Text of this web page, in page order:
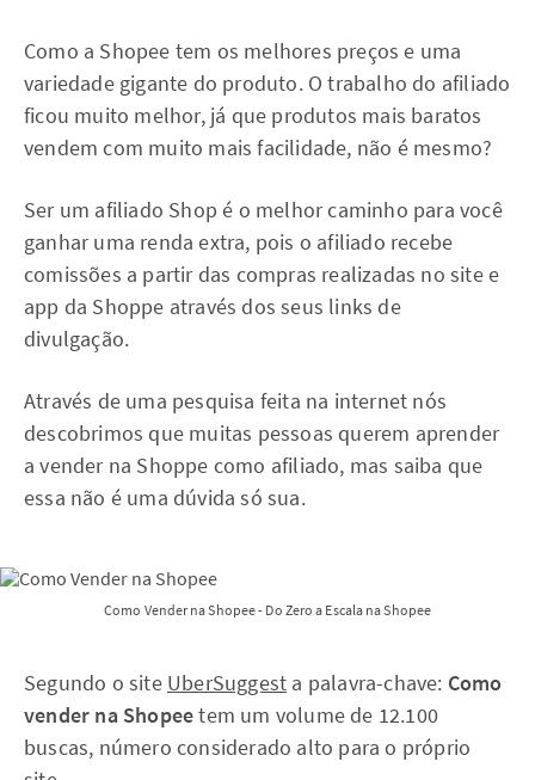
Como a Shopee tem os melhores preços e uma
variedade gigante do produto. O trabalho do afiliado
ficou muito melhor, já que produtos mais baratos
vendem com muito mais facilidade, não é mesmo?
Ser um afiliado Shop é o melhor caminho para você
ganhar uma renda extra, pois o afiliado recebe
comissões a partir das compras realizadas no site e
app da Shoppe através dos seus links de
divulgação.
Através de uma pesquisa feita na internet nós
descobrimos que muitas pessoas querem aprender
a vender na Shoppe como afiliado, mas saiba que
essa não é uma dúvida só sua.
Como Vender na Shopee - Do Zero a Escala na Shopee
Segundo o site UberSuggest a palavra-chave: Como
vender na Shopeetem um volume de 12.100
buscas, número considerado alto para o próprio